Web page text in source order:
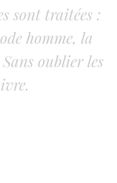
sont traitées :
homme, la
oublier les